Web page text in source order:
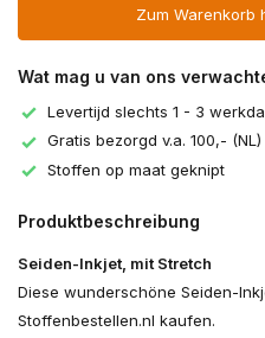
Zum Warenkorb
Wat mag u van ons
Levertijd slechts 1 - 3
Gratis bezorgd v.a. 100,- (NL)
Stoffen op maat geknipt
Produktbeschreibung
Seiden-Inkjet, mit Stretch
Diese wunderschöne Seiden-
Stoffenbestellen.nl kaufen.